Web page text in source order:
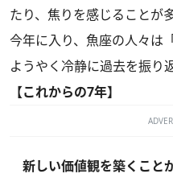
たり、焦りを感じることが
今年に入り、魚座の人々は
ようやく冷静に過去を振り
【これからの7年】
新しい価値観を築くこと